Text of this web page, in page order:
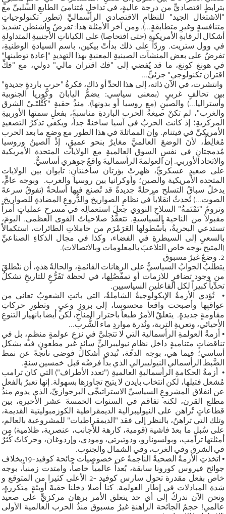
بترابطٍ اقتصاديٍّ من درجة عاليةٍ، في تداخلٍ مُتناميَ الطابعِ السلبيِّ مع
"الاشتغال الجيد" للنظامِ الاقتصادي الرأسماليِّ (تطور تكنولوجياتٍ
متنافسةٍ وغيرِ متطابقةٍ...). ومن آخر الأمثلة هذا: تفرضُ واشنطن تشديدَ
أشكال الرقابةِ الأمريكيةِ (حتى افتحاصا) على الكياناتِ الأجنبيةِ المتداولةِ
في وول ستريت. وردّاً على ذلك بدأتْ بيكين، باسم السيادةِ الوطنيةِ،
تفرضُ على بعض المنشآت الصينيةِ المعنيةِ بهذا التهديدِ "إعادة توطينها"
في هونغ كونغ، ما قد يُفضي إلى "فك اقتران مالي" دولي، مع "فكِّ
اقتران تكنولوجي" جزئيٍّ...
وانتشرت، في الآن ذاته، إلى هذا الحدِّ أو ذاك، فكرةُ "حربٍ باردةٍ جديدةٍ"
بين تحالفٍ غربيٍ (بمعنى سياسي: يضمُّ اليابانَ وكوريا الجنوبية
وأُستراليا...) والصينِ (مع روسيا أو بدونها). منذُ حقبةِ "كُتْلتَـيْ الشرق
والغرب"، لم تكنْ صيغةُ الحرب الباردةِ مناسبةً، بفعلِ سمتها الأوربيةِ
المركزيةِ؛ إذ كانت الحربُ في آسيا ساخنةً جداً، ويكفي تذكرُ التصعيدِ
الأمريكيِّ في فيتنام. وإن المماثلةَ في هذا الطور مع وضعِ ما بعد الحرب
مُغالِطٌ، لأنَ الوضعَ العالميَّ مغايرٌ بنحو عميقٍ، إذْ الصينُ وروسيا
مُدمجتانِ في نفسِ السوق العالميةِ مع الولايات المتحدة الأمريكية
والاتحاد الأوربي. إن العولمةَ الرأسماليةَ واقعٌ جوهري أساسيٌّ.
على صعيدٍ عسكريٍّ، ظهرتْ بؤرتان ساخنتانِ: تايوان بين الولايات
المتحدة الأمريكية والصين؛ وأوكرانيا بين روسيا والغرب. وبوجه عامٍّ،
يدخلُ سباقُ التسلح مرحلةً جديدةً قد تُصنع فيها أسلحةٌ (تفوقُ سرعةَ
الصوت...) تُحدثُ انقلاباً في نظامِ الصواريخ والدُّروعِ المضادةِ للصواريخ.
وترومُ "نَمْنَمةُ" السلاحِ النووي جعلَ استعمالِه في مسرحِ عملياتٍ أمراً
مقبولاً من الناحية السياسيةِ. تتعقَّدُ صلاحياتُ القوى العظمى. اليومَ،
تستدعي البحريةُ، بأُسْطولها العَرَمْرَم من حاملاتِ الطائرات، استكمالاً
بالسعيِ إلى السيطرةِ في الفضاء، وكذا في مجال الذكاءِ الصناعيِّ
(المتيح بوجه خاص التلاعبَ بالمعلومات وبالاتصالات).
2. وضعٌ غيرُ مسبوق
يتطلبُ الجوابُ السياسيُّ على الرهانات القائمةِ، والحالةُ هذهِ، أن ننْطلقَ
من وجود تضافرٍ للازمات أو تمفْصُلِها، في لحظة تَفَرُّعٍ للتاريخِ تشكلُ
تحدِّياً كبيراً لكل الفاعلين السياسيين.
• تُؤدي الأزمةُ الإيكولوجيةُ الشاملةُ، التي باتتِ الشعوبُ تعاني من
عواقبِها وأصبحت واقعا محسوسا، إلى بروزِ وعيٍ وتطورِ حركاتِ
مقاومةٍ جديدةٍ. يتعلقُ الأمرُ طبعاً باحترار المناخِ، لكن أيضا بانهيار التنوعِ
الأحيائي، وتعريةِ التربة، ونُدرة مواردِ ماء الشُّرب...
• أزمةُ العولمةِ الرأسمالية التي لا تتجلىَّ في نزعِ عولمةٍ منظمٍ، بل في
تناقضاتٍ متناميةٍ داخل نظامٍ نيوليبراليٍّ سائدٍ غير مطعونٍ فيه بشكل
أساسي؛ فيما هي، بوجه الدقة، تُبدي أشكالَ فوضى ناتجةً عن نمط
الضَّبط الرأسمالي النيوليبرالي الذي بدأ فرضُه قبل خمسين سنةٍ.
• أزمةُ الحكامةِ الرأسماليةِ العالميةِ ("تعدد الأطراف") التي كان ترامب
مُشعل فتيلها، لكن انتخاب بايدن لا يتيح تجاوزها بسهولة. إنها تعبرُ بالفعل
عن انفلاق المشروعِ السياسيِّ الاستراتيجِّي البرجوازيِّ، الذي يدوم منذُ
مطلع القرن، لكنه تفاقم في السنوات الخمسةَ عشر الأخيرةِ، بين
قطاعاتٍ تُراهن على النيوليبرالية الديمقراطية الكوزمبوليتية القديمة،
وتلك التي تراهنُ، بالنظر إلى فقد "الديمقراطيات" للمشروعية بالعالم،
على سُبلٍ ما بعدَ فاشية (قومية، كارهة للأجانب، عنصرية، ظلامية) من
أمثلتها ترامب، وبولسونارو، ودوتيرتي، ومودي، وإردوغان، وحركاتُ كُثرٌ
في الشرق وفي الغرب، وفي الشمال والجنوب.
• اتخذتِ الأزمةُ الصحيةُ الناجمةُ عن خصوصيات جائحة كوفيد-19،بخلاف
جوائح فيروس كورونا سابقة، بُعداً عالمياً خاصاً، وامتدت زمنياً، بوجه
خاص بفعل مقدرة تحول سارس كوفيد -2 الأعلى كثيرا من المتوقع و
شدة المبادلات في إطار العولمة. كنا أصلا دخلنا حقبةَ أوبئةٍ متكررةٍ،
ونحن الآن ندركُ إلى أي حد يتعلق الأمر برهان مركزيٍّ على صعيد
عالمي! حجمُ الجائحة الراهنةِ غيرُ مسبوق منذُ الحرب العالمية الأولى